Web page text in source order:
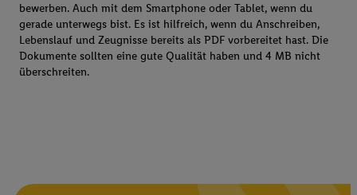
bewerben. Auch mit dem Smartphone oder Tablet, wenn du
gerade unterwegs bist. Es ist hilfreich, wenn du Anschreiben,
Lebenslauf und Zeugnisse bereits als PDF vorbereitet hast. Die
Dokumente sollten eine gute Qualität haben und 4 MB nicht
überschreiten.